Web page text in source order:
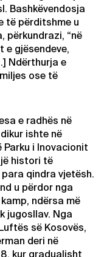
Bashkëvendosja
të përditshme u
përkundrazi, “në
e gjësendeve,
Ndërthurja e
ose të
e radhës në
ishte në
i Inovacionit
histori të
qindra vjetësh.
u përdor nga
ndërsa më
jugosllav. Nga
së Kosovës,
deri në
kur gradualisht